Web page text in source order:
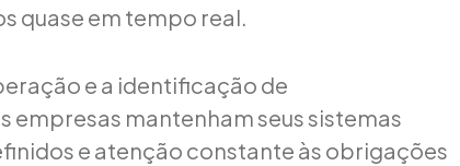
quase em tempo real.
e a identificação de
empresas mantenham seus sistemas
e atenção constante às obrigações